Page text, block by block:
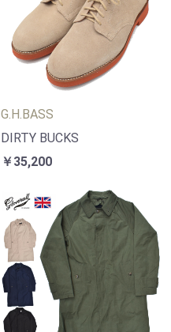
G.H.BASS
DIRTY BUCKS
￥35,200